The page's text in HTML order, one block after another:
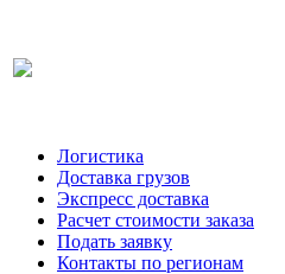
Логистика
Доставка грузов
Экспресс доставка
Расчет стоимости заказа
Подать заявку
Контакты по регионам